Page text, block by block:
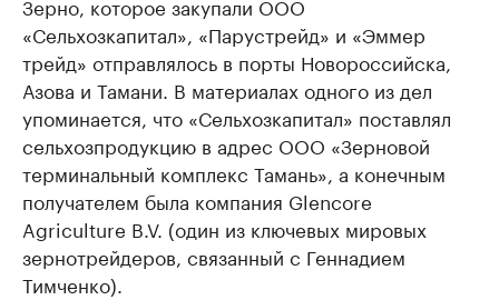
Зерно, которое закупали ООО
«Сельхозкапитал», «Парустрейд» и «Эммер
трейд» отправлялось в порты Новороссийска,
Азова и Тамани. В материалах одного из дел
упоминается, что «Сельхозкапитал» поставлял
сельхозпродукцию в адрес ООО «Зерновой
терминальный комплекс Тамань», а конечным
получателем была компания Glencore
Agriculture B.V. (один из ключевых мировых
зернотрейдеров, связанный с Геннадием
Тимченко).